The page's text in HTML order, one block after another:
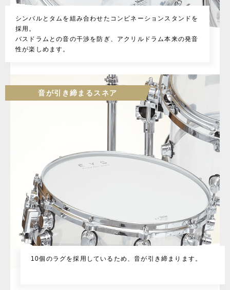
シンバルとタムを組み合わせたコンビネーションスタンドを
採用。
バスドラムとの音の干渉を防ぎ、アクリルドラム本来の発音
性が楽しめます。
音が引き締まるスネア
10個のラグを採用しているため、音が引き締まります。